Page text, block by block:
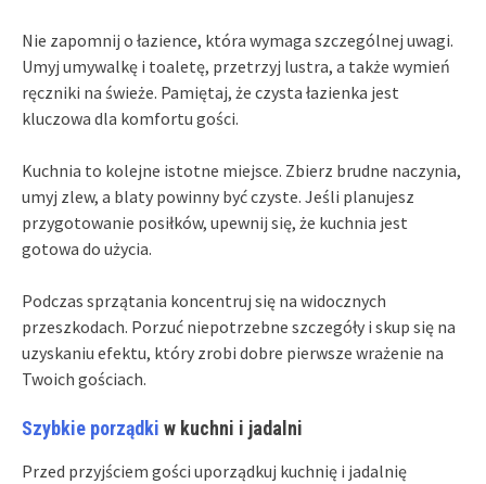
Nie zapomnij o łazience, która wymaga szczególnej uwagi.
Umyj umywalkę i toaletę, przetrzyj lustra, a także wymień
ręczniki na świeże. Pamiętaj, że czysta łazienka jest
kluczowa dla komfortu gości.
Kuchnia to kolejne istotne miejsce. Zbierz brudne naczynia,
umyj zlew, a blaty powinny być czyste. Jeśli planujesz
przygotowanie posiłków, upewnij się, że kuchnia jest
gotowa do użycia.
Podczas sprzątania koncentruj się na widocznych
przeszkodach. Porzuć niepotrzebne szczegóły i skup się na
uzyskaniu efektu, który zrobi dobre pierwsze wrażenie na
Twoich gościach.
Szybkie porządki w kuchni i jadalni
Przed przyjściem gości uporządkuj kuchnię i jadalnię